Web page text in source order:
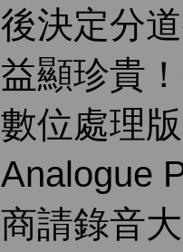
後決定分
益顯珍貴
數位處理
Analogue
商請錄音